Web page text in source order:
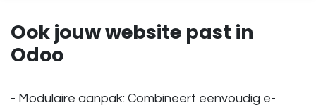
Ook jouw website past in
Odoo
- Modulaire aanpak: Combineert eenvoudig e-